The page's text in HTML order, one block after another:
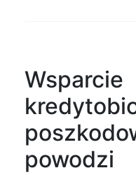
Wsparcie
powodzi